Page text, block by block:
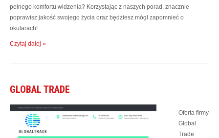
pełnego komfortu widzenia? Korzystając z naszych porad, znacznie
poprawisz jakość swojego życia oraz będziesz mógł zapomnieć o
okularach!
Czytaj dalej »
GLOBAL TRADE
Oferta firmy
Global
Trade